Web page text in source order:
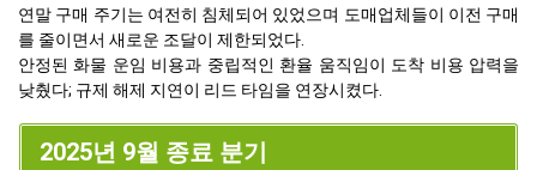
연말 구매 주기는 여전히 침체되어 있었으며 도매업체들이 이전 구매
를 줄이면서 새로운 조달이 제한되었다.
안정된 화물 운임 비용과 중립적인 환율 움직임이 도착 비용 압력을
낮췄다; 규제 해제 지연이 리드 타임을 연장시켰다.
2025년 9월 종료 분기